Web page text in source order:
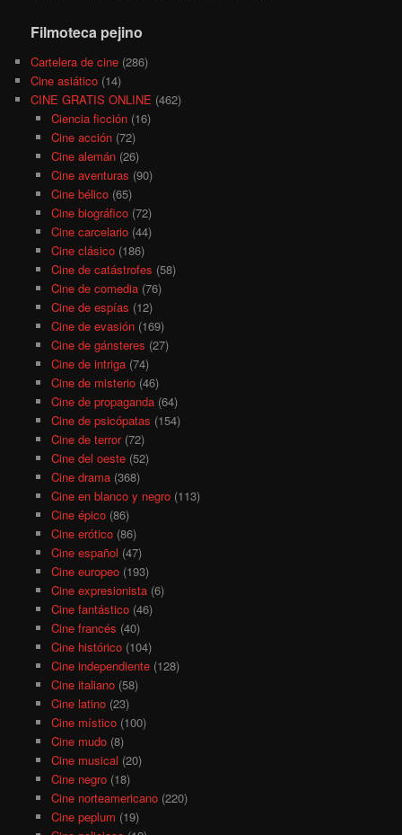
Filmoteca pejino
Cartelera de cine (286)
Cine asiático (14)
CINE GRATIS ONLINE (462)
Ciencia ficción(16)
Cine acción(72)
Cine alemán(26)
Cine aventuras (90)
Cine bélico(65)
Cine biográfico(72)
Cine carcelario(44)
Cine clásico(186)
Cine de catástrofes (58)
Cine de comedia(76)
Cine de espías (12)
Cine de evasión(169)
Cine de gánsteres (27)
Cine de intriga(74)
Cine de misterio(46)
Cine de propaganda(64)
Cine de psicópatas (154)
Cine de terror(72)
Cine del oeste(52)
Cine drama(368)
Cine en blanco y negro(113)
Cine épico(86)
Cine erótico(86)
Cine español (47)
Cine europeo(193)
Cine expresionista(6)
Cine fantástico(46)
Cine francés (40)
Cine histórico(104)
Cine independiente(128)
Cine italiano(58)
Cine latino(23)
Cine místico(100)
Cine mudo(8)
Cine musical (20)
Cine negro(18)
Cine norteamericano(220)
Cine peplum (19)